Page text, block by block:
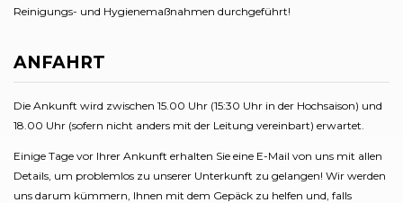
Reinigungs- und Hygienemaßnahmen durchgeführt!
ANFAHRT
Die Ankunft wird zwischen 15.00 Uhr (15:30 Uhr in der Hochsaison) und
18.00 Uhr (sofern nicht anders mit der Leitung vereinbart) erwartet.
Einige Tage vor Ihrer Ankunft erhalten Sie eine E-Mail von uns mit allen
Details, um problemlos zu unserer Unterkunft zu gelangen! Wir werden
uns darum kümmern, Ihnen mit dem Gepäck zu helfen und, falls